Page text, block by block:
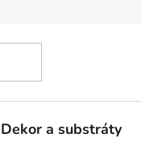
a dodacie
Dekor a substráty